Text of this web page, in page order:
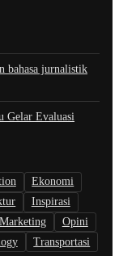
bahasa jurnalistik
Gelar Evaluasi
Ekonomi
Inspirasi
Marketing
Opini
Transportasi